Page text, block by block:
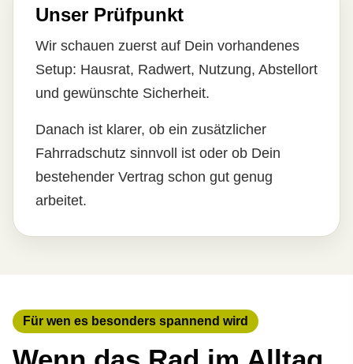
Unser Prüfpunkt
Wir schauen zuerst auf Dein vorhandenes
Setup: Hausrat, Radwert, Nutzung, Abstellort
und gewünschte Sicherheit.
Danach ist klarer, ob ein zusätzlicher
Fahrradschutz sinnvoll ist oder ob Dein
bestehender Vertrag schon gut genug
arbeitet.
Für wen es besonders spannend wird